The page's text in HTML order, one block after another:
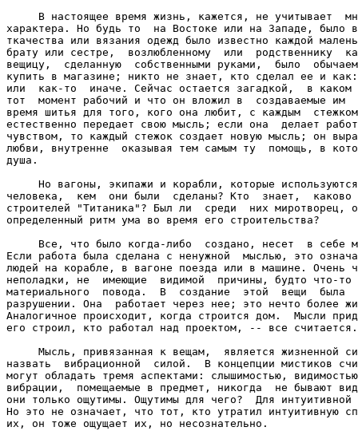
В настоящее время жизнь, кажется, не учитывает
характера. Но будь то  на Востоке или на Западе, было
ткачества или вязания одежд было известно каждой
брату или сестре,  возлюбленному  или  родственнику
вещицу,  сделанную  собственными руками,  было
купить в магазине; никто не знает, кто сделал ее и
или  как-то  иначе. Сейчас остается загадкой,  в каком
тот  момент рабочий и что он вложил в  создаваемые им
время шитья для того, кого она любит, с каждым
естественно передает свою мысль; если она  делает
чувством, то каждый стежок создает новую мысль; он
любви, внутренне  оказывая тем самым ту  помощь, в
душа.
Но вагоны, экипажи и корабли, которые
человека,  кем  они были  сделаны? Кто  знает,  каково
строителей "Титаника"? Был ли  среди  них миротворец,
определенный ритм ума во время его строительства?
Все, что было когда-либо  создано, несет  в себе
Если работа была сделана с ненужной  мыслью, это
людей на корабле, в вагоне поезда или в машине. Очень
неполадки, не  имеющие  видимой  причины, будто что-то
материального  повода.  В  создание  этой  вещи  была
разрушении. Она  работает через нее; это нечто более
Аналогичное происходит, когда строится дом.  Мысли
его строил, кто работал над проектом, -- все считается.
Мысль, привязанная к вещам,  является жизненной
назвать  вибрационной  силой.  В концепции мистиков
могут обладать тремя аспектами: слышимостью,
вибрации,  помещаемые в предмет, никогда  не бывают
они только ощутимы. Ощутимы для чего?  Для интуитивной
Но это не означает, что тот, кто утратил интуитивную
их, он тоже ощущает их, но несознательно.